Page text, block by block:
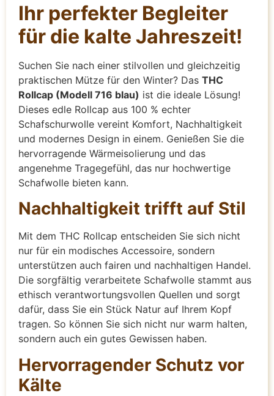
Ihr perfekter Begleiter
für die kalte Jahreszeit!
Suchen Sie nach einer stilvollen und gleichzeitig
praktischen Mütze für den Winter? Das THC
Rollcap (Modell 716 blau) ist die ideale Lösung!
Dieses edle Rollcap aus 100 % echter
Schafschurwolle vereint Komfort, Nachhaltigkeit
und modernes Design in einem. Genießen Sie die
hervorragende Wärmeisolierung und das
angenehme Tragegefühl, das nur hochwertige
Schafwolle bieten kann.
Nachhaltigkeit trifft auf Stil
Mit dem THC Rollcap entscheiden Sie sich nicht
nur für ein modisches Accessoire, sondern
unterstützen auch fairen und nachhaltigen Handel.
Die sorgfältig verarbeitete Schafwolle stammt aus
ethisch verantwortungsvollen Quellen und sorgt
dafür, dass Sie ein Stück Natur auf Ihrem Kopf
tragen. So können Sie sich nicht nur warm halten,
sondern auch ein gutes Gewissen haben.
Hervorragender Schutz vor
Kälte